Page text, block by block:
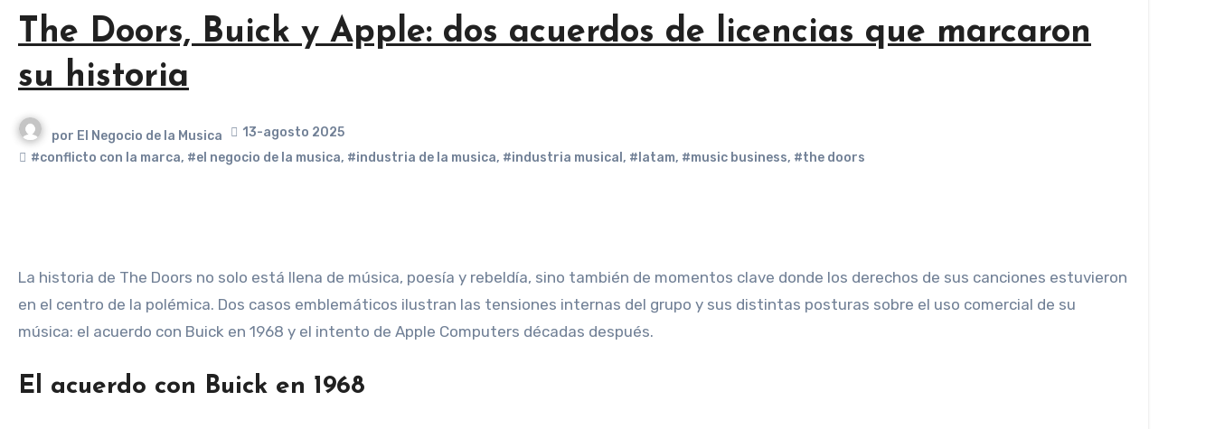
The Doors, Buick y Apple: dos acuerdos de licencias que marcaron
su historia
por El Negocio de la Musica
13-agosto 2025
#conflicto con la marca, #el negocio de la musica, #industria de la musica, #industria musical, #latam, #music business, #the doors
La historia de The Doors no solo está llena de música, poesía y rebeldía, sino también de momentos clave donde los derechos de sus canciones estuvieron
en el centro de la polémica. Dos casos emblemáticos ilustran las tensiones internas del grupo y sus distintas posturas sobre el uso comercial de su
música: el acuerdo con Buick en 1968 y el intento de Apple Computers décadas después.
El acuerdo con Buick en 1968